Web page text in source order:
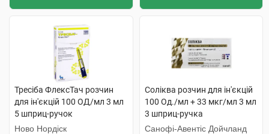
Тресіба ФлексТач розчин
для ін'єкцій 100 ОД/мл 3 мл
5 шприц-ручок
Ново Нордіск
Соліква розчин для ін'єкцій
100 Од./мл + 33 мкг/мл 3 мл
3 шприц-ручка
Санофі-Авентіс Дойчланд